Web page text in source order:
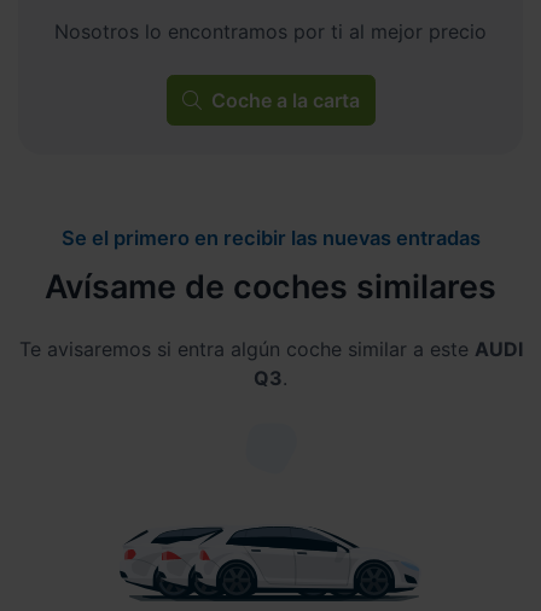
Nosotros lo encontramos por ti al mejor precio
Coche a la carta
Se el primero en recibir las nuevas entradas
Avísame de coches similares
Te avisaremos si entra algún coche similar a este AUDI
Q3.